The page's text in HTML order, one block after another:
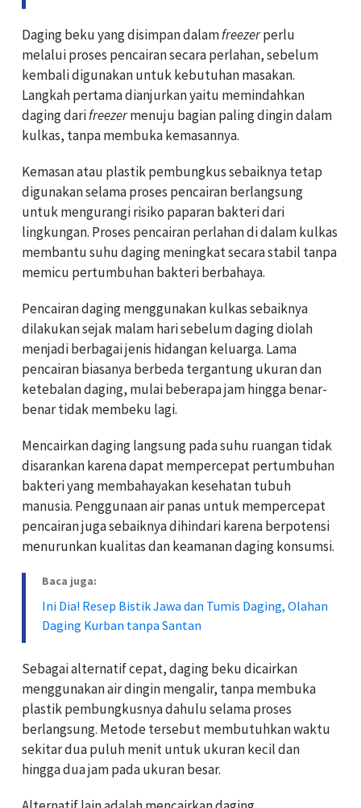
Daging beku yang disimpan dalamfreezerperlu
melalui proses pencairan secara perlahan, sebelum
kembali digunakan untuk kebutuhan masakan.
Langkah pertama dianjurkan yaitu memindahkan
daging darifreezermenuju bagian paling dingin dalam
kulkas, tanpa membuka kemasannya.
Kemasan atau plastik pembungkus sebaiknya tetap
digunakan selama proses pencairan berlangsung
untuk mengurangi risiko paparan bakteri dari
lingkungan. Proses pencairan perlahan di dalam kulkas
membantu suhu daging meningkat secara stabil tanpa
memicu pertumbuhan bakteri berbahaya.
Pencairan daging menggunakan kulkas sebaiknya
dilakukan sejak malam hari sebelum daging diolah
menjadi berbagai jenis hidangan keluarga. Lama
pencairan biasanya berbeda tergantung ukuran dan
ketebalan daging, mulai beberapa jam hingga benar-
benar tidak membeku lagi.
Mencairkan daging langsung pada suhu ruangan tidak
disarankan karena dapat mempercepat pertumbuhan
bakteri yang membahayakan kesehatan tubuh
manusia. Penggunaan air panas untuk mempercepat
pencairan juga sebaiknya dihindari karena berpotensi
menurunkan kualitas dan keamanan daging konsumsi.
Baca juga:
Ini Dia! Resep Bistik Jawa dan Tumis Daging, Olahan
Daging Kurban tanpa Santan
Sebagai alternatif cepat, daging beku dicairkan
menggunakan air dingin mengalir, tanpa membuka
plastik pembungkusnya dahulu selama proses
berlangsung. Metode tersebut membutuhkan waktu
sekitar dua puluh menit untuk ukuran kecil dan
hingga dua jam pada ukuran besar.